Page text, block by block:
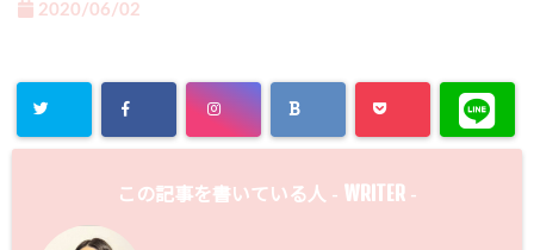
2020/06/02
この記事を書いている人 - WRITER -